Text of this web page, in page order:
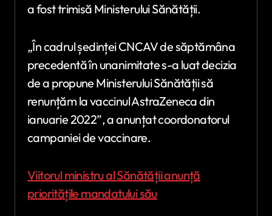
a fost trimisă Ministerului Sănătății.
„În cadrul ședinței CNCAV de săptămâna
precedentă în unanimitate s-a luat decizia
de a propune Ministerului Sănătății să
renunțăm la vaccinul AstraZeneca din
ianuarie 2022”, a anunțat coordonatorul
campaniei de vaccinare.
Viitorul ministru al Sănătății anunță
prioritățile mandatului său